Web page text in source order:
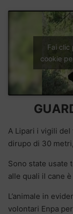
Fai clic
cookie
A Lipari i vigili
dirupo di 30
Sono state usate
alle quali il cane
L’animale in
volontari Enpa